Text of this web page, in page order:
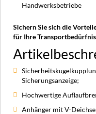
Handwerksbetriebe
Sichern Sie sich die
für Ihre
Sicherungsanzeige;
Hochwertige
Anhänger mit V-